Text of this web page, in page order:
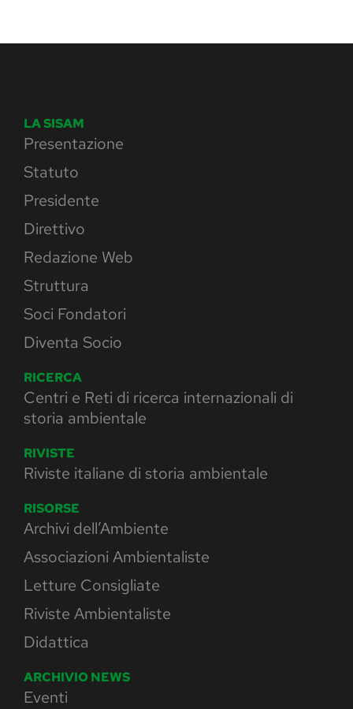
LA SISAM
Presentazione
Statuto
Presidente
Direttivo
Redazione Web
Struttura
Soci Fondatori
Diventa Socio
RICERCA
Centri e Reti di ricerca internazionali di
storia ambientale
RIVISTE
Riviste italiane di storia ambientale
RISORSE
Archivi dell’Ambiente
Associazioni Ambientaliste
Letture Consigliate
Riviste Ambientaliste
Didattica
ARCHIVIO NEWS
Eventi